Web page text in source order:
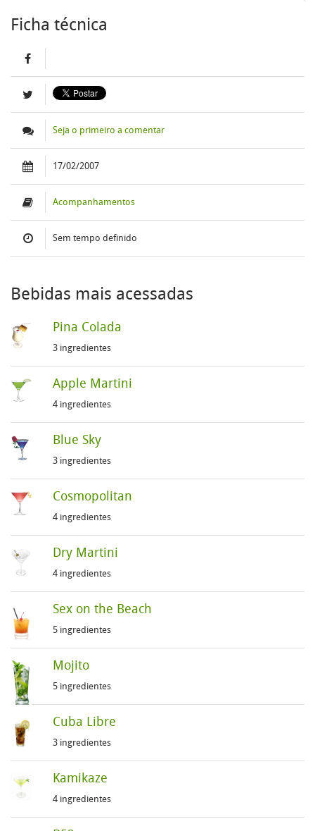
Ficha técnica
Seja o primeiro a comentar
17/02/2007
Acompanhamentos
Sem tempo definido
Bebidas mais acessadas
Pina Colada
3 ingredientes
Apple Martini
4 ingredientes
Blue Sky
3 ingredientes
Cosmopolitan
4 ingredientes
Dry Martini
4 ingredientes
Sex on the Beach
5 ingredientes
Mojito
5 ingredientes
Cuba Libre
3 ingredientes
Kamikaze
4 ingredientes